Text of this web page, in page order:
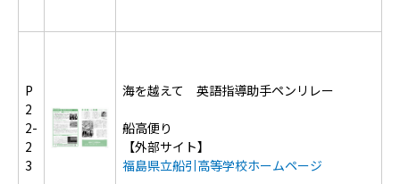
P
2
2-
2
3
海を越えて 英語指導助手ペンリレー
船高便り
【外部サイト】
福島県立船引高等学校ホームページ